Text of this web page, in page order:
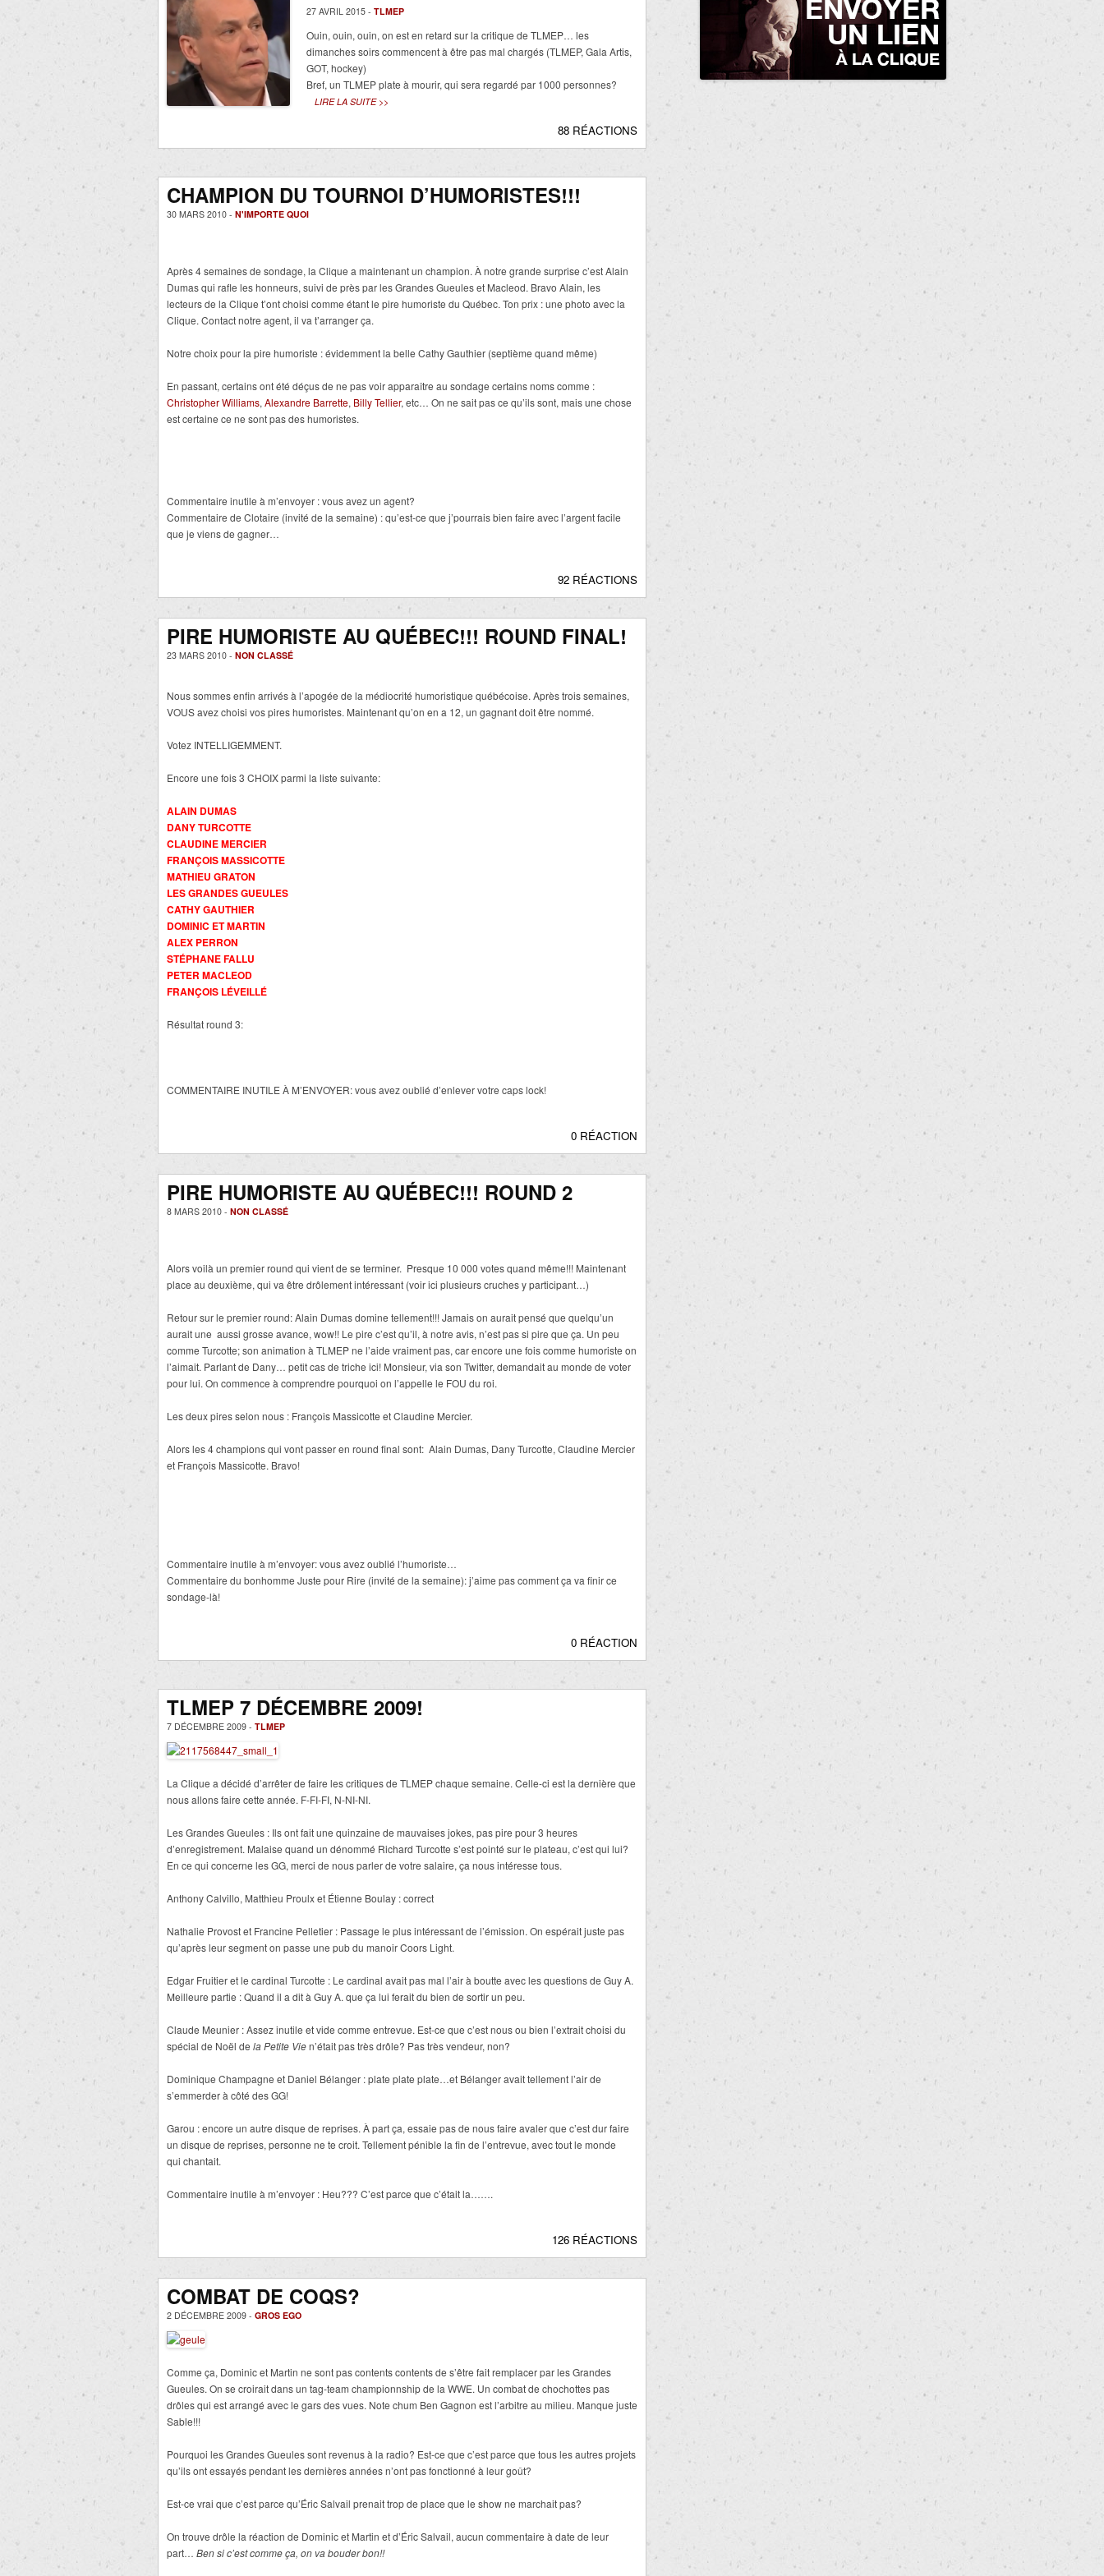
27 AVRIL 2015 - TLMEP
Ouin, ouin, ouin, on est en retard sur la critique de TLMEP… les
dimanches soirs commencent à être pas mal chargés (TLMEP, Gala Artis,
GOT, hockey)
Bref, un TLMEP plate à mourir, qui sera regardé par 1000 personnes?
LIRE LA SUITE >>
88 RÉACTIONS
CHAMPION DU TOURNOI D’HUMORISTES!!!
30 MARS 2010 - N'IMPORTE QUOI
Après 4 semaines de sondage, la Clique a maintenant un champion. À notre grande surprise c’est Alain
Dumas qui rafle les honneurs, suivi de près par les Grandes Gueules et Macleod. Bravo Alain, les
lecteurs de la Clique t’ont choisi comme étant le pire humoriste du Québec. Ton prix : une photo avec la
Clique. Contact notre agent, il va t’arranger ça.
Notre choix pour la pire humoriste : évidemment la belle Cathy Gauthier (septième quand même)
En passant, certains ont été déçus de ne pas voir apparaître au sondage certains noms comme :
Christopher Williams, Alexandre Barrette, Billy Tellier, etc… On ne sait pas ce qu’ils sont, mais une chose
est certaine ce ne sont pas des humoristes.
Commentaire inutile à m’envoyer : vous avez un agent?
Commentaire de Clotaire (invité de la semaine) : qu’est-ce que j’pourrais bien faire avec l’argent facile
que je viens de gagner…
92 RÉACTIONS
PIRE HUMORISTE AU QUÉBEC!!! ROUND FINAL!
23 MARS 2010 - NON CLASSÉ
Nous sommes enfin arrivés à l’apogée de la médiocrité humoristique québécoise. Après trois semaines,
VOUS avez choisi vos pires humoristes. Maintenant qu’on en a 12, un gagnant doit être nommé.
Votez INTELLIGEMMENT.
Encore une fois 3 CHOIX parmi la liste suivante:
ALAIN DUMAS
DANY TURCOTTE
CLAUDINE MERCIER
FRANÇOIS MASSICOTTE
MATHIEU GRATON
LES GRANDES GUEULES
CATHY GAUTHIER
DOMINIC ET MARTIN
ALEX PERRON
STÉPHANE FALLU
PETER MACLEOD
FRANÇOIS LÉVEILLÉ
Résultat round 3:
COMMENTAIRE INUTILE À M’ENVOYER: vous avez oublié d’enlever votre caps lock!
0 RÉACTION
PIRE HUMORISTE AU QUÉBEC!!! ROUND 2
8 MARS 2010 - NON CLASSÉ
Alors voilà un premier round qui vient de se terminer. Presque 10 000 votes quand même!!! Maintenant
place au deuxième, qui va être drôlement intéressant (voir ici plusieurs cruches y participant…)
Retour sur le premier round: Alain Dumas domine tellement!!! Jamais on aurait pensé que quelqu’un
aurait une aussi grosse avance, wow!! Le pire c’est qu’il, à notre avis, n’est pas si pire que ça. Un peu
comme Turcotte; son animation à TLMEP ne l’aide vraiment pas, car encore une fois comme humoriste on
l’aimait. Parlant de Dany… petit cas de triche ici! Monsieur, via son Twitter, demandait au monde de voter
pour lui. On commence à comprendre pourquoi on l’appelle le FOU du roi.
Les deux pires selon nous : François Massicotte et Claudine Mercier.
Alors les 4 champions qui vont passer en round final sont: Alain Dumas, Dany Turcotte, Claudine Mercier
et François Massicotte. Bravo!
Commentaire inutile à m’envoyer: vous avez oublié l’humoriste…
Commentaire du bonhomme Juste pour Rire (invité de la semaine): j’aime pas comment ça va finir ce
sondage-là!
0 RÉACTION
TLMEP 7 DÉCEMBRE 2009!
7 DÉCEMBRE 2009 - TLMEP
La Clique a décidé d’arrêter de faire les critiques de TLMEP chaque semaine. Celle-ci est la dernière que
nous allons faire cette année. F-FI-FI, N-NI-NI.
Les Grandes Gueules : Ils ont fait une quinzaine de mauvaises jokes, pas pire pour 3 heures
d’enregistrement. Malaise quand un dénommé Richard Turcotte s’est pointé sur le plateau, c’est qui lui?
En ce qui concerne les GG, merci de nous parler de votre salaire, ça nous intéresse tous.
Anthony Calvillo, Matthieu Proulx et Étienne Boulay : correct
Nathalie Provost et Francine Pelletier : Passage le plus intéressant de l’émission. On espérait juste pas
qu’après leur segment on passe une pub du manoir Coors Light.
Edgar Fruitier et le cardinal Turcotte : Le cardinal avait pas mal l’air à boutte avec les questions de Guy A.
Meilleure partie : Quand il a dit à Guy A. que ça lui ferait du bien de sortir un peu.
Claude Meunier : Assez inutile et vide comme entrevue. Est-ce que c’est nous ou bien l’extrait choisi du
spécial de Noël de la Petite Vien’était pas très drôle? Pas très vendeur, non?
Dominique Champagne et Daniel Bélanger : plate plate plate…et Bélanger avait tellement l’air de
s’emmerder à côté des GG!
Garou : encore un autre disque de reprises. À part ça, essaie pas de nous faire avaler que c’est dur faire
un disque de reprises, personne ne te croit. Tellement pénible la fin de l’entrevue, avec tout le monde
qui chantait.
Commentaire inutile à m’envoyer : Heu??? C’est parce que c’était la…….
126 RÉACTIONS
COMBAT DE COQS?
2 DÉCEMBRE 2009 - GROS EGO
Comme ça, Dominic et Martin ne sont pas contents contents de s’être fait remplacer par les Grandes
Gueules. On se croirait dans un tag-team championnship de la WWE. Un combat de chochottes pas
drôles qui est arrangé avec le gars des vues. Note chum Ben Gagnon est l’arbitre au milieu. Manque juste
Sable!!!
Pourquoi les Grandes Gueules sont revenus à la radio? Est-ce que c’est parce que tous les autres projets
qu’ils ont essayés pendant les dernières années n’ont pas fonctionné à leur goût?
Est-ce vrai que c’est parce qu’Éric Salvail prenait trop de place que le show ne marchait pas?
On trouve drôle la réaction de Dominic et Martin et d’Éric Salvail, aucun commentaire à date de leur
part… Ben si c’est comme ça, on va bouder bon!!